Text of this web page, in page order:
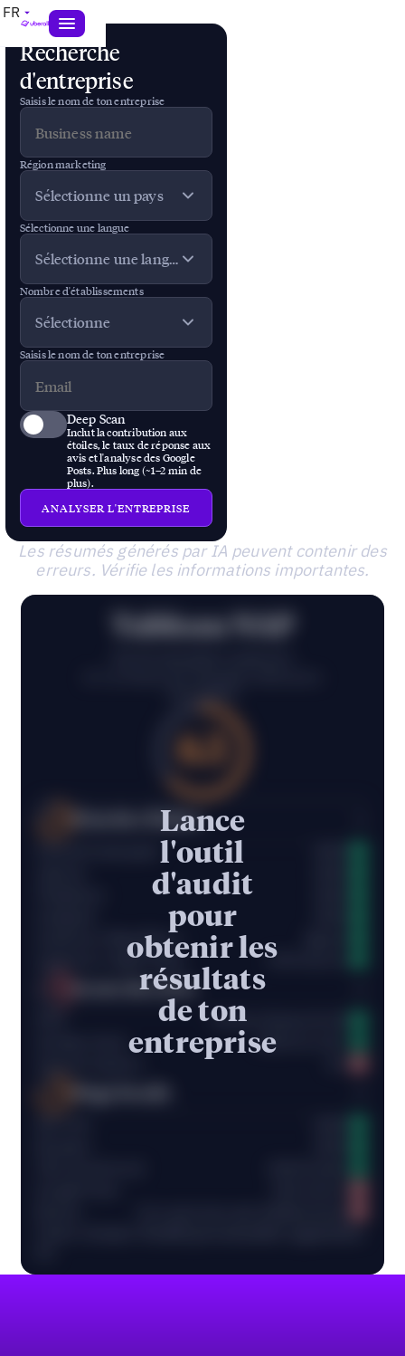
FR
Audit de
localisation
Auditde
marketing
local
d'entreprise que
fiches Google
Business, le
pays et le
nombre
d'établissements
à tester, prends
un café et tes
résultats sont là.
Recherche
d'entreprise
Saisis le nom de ton entreprise
Région marketing
Sélectionne un pays
Sélectionne une langue
Sélectionne une langue
Nombre d'établissements
Sélectionne
Saisis le nom de ton entreprise
Deep Scan
Inclut la contribution aux
étoiles, le taux de réponse aux
avis et l'analyse des Google
Posts. Plus long (~1–2 min de
plus).
ANALYSER L'ENTREPRISE
Les résumés générés par IA peuvent contenir des
erreurs. Vérifie les informations importantes.
63
État des fiches
Cohérence Bing Places
Cohérence Apple Maps
8/10 trouvés
Score des avis
8/10 au-dessus de 4.0
10/10 avec 10+
Lance
l'outil
d'audit
pour
obtenir les
résultats
de ton
entreprise